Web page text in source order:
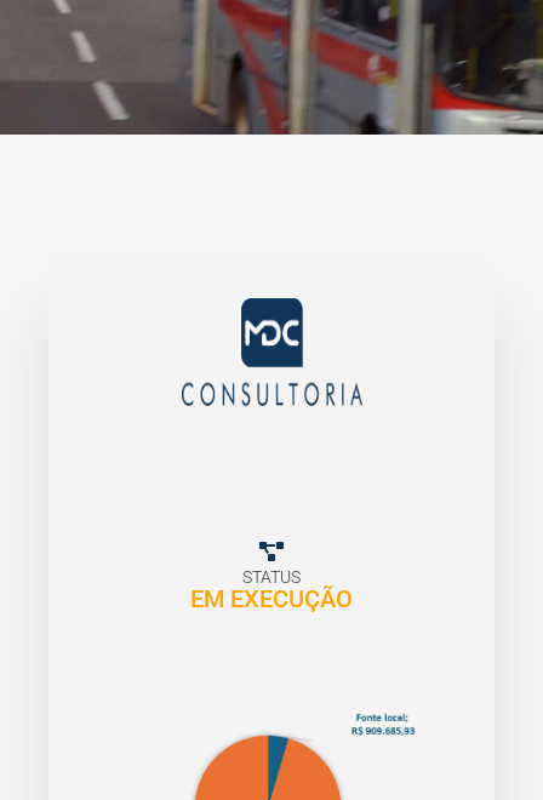
STATUS
EM EXECUÇÃO